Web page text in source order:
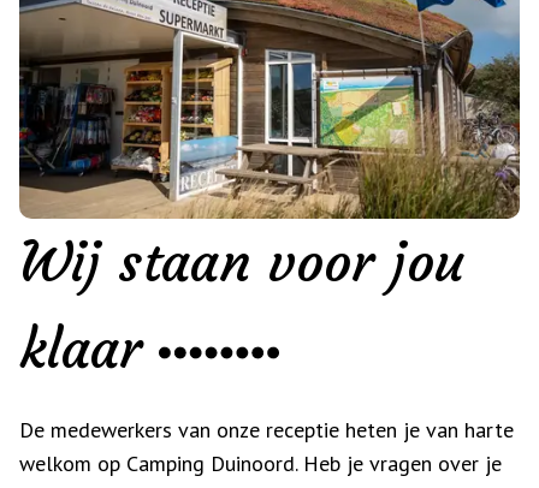
Wij staan voor jou
klaar
De medewerkers van onze receptie heten je van harte
welkom op Camping Duinoord. Heb je vragen over je